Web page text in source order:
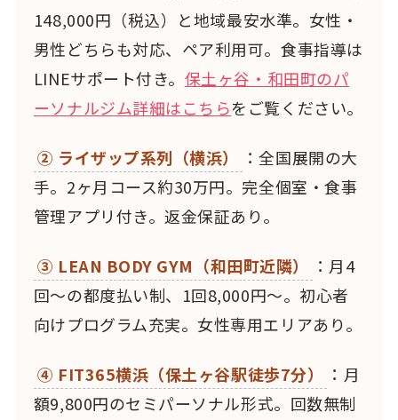
148,000円（税込）と地域最安水準。女性・
男性どちらも対応、ペア利用可。食事指導は
LINEサポート付き。 保土ヶ谷・和田町のパ
ーソナルジム詳細はこちらをご覧ください。
② ライザップ系列（横浜）
：全国展開の大
手。2ヶ月コース約30万円。完全個室・食事
管理アプリ付き。返金保証あり。
③ LEAN BODY GYM（和田町近隣）
：月4
回〜の都度払い制、1回8,000円〜。初心者
向けプログラム充実。女性専用エリアあり。
④ FIT365横浜（保土ヶ谷駅徒歩7分）
：月
額9,800円のセミパーソナル形式。回数無制